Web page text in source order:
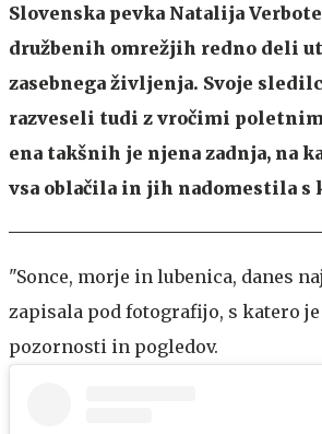
Slovenska pevka Natalija
družbenih omrežjih redno deli
zasebnega življenja. Svoje
razveseli tudi z vročimi
ena takšnih je njena zadnja, na
vsa oblačila in jih nadomestila s
"Sonce, morje in lubenica, danes
zapisala pod fotografijo, s katero
pozornosti in pogledov.